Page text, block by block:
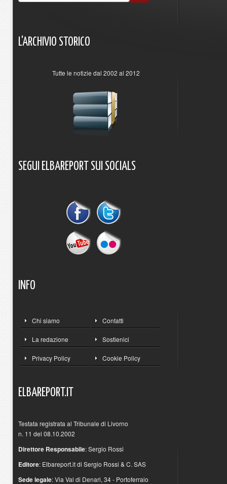
L'ARCHIVIO STORICO
Tutte le notizie dal 2002 al 2012
SEGUI ELBAREPORT SUI SOCIALS
INFO
Chi siamo Contatti
La redazione Sostienici
Privacy Policy Cookie Policy
ELBAREPORT.IT
Testata registrata al Tribunale di Livorno
n. 11 del 08.10.2002
Direttore Responsabile: Sergio Rossi
Editore: Elbareport.it di Sergio Rossi & C. SAS
Sede legale: Via Val di Denari, 34 - Portoferraio